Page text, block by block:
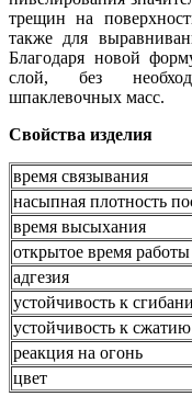
трещин на
также для
Благодаря новой
слой, без
шпаклевочных масс.
Свойства изделия
время связывания
насыпная плотность
время высыхания
открытое время работы
адгезия
устойчивость к
устойчивость к сжатию
реакция на огонь
цвет